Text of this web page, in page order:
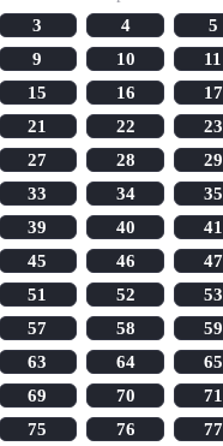
3 4 5
9 10 11
15 16 17
21 22 23
27 28 29
33 34 35
39 40 41
45 46 47
51 52 53
57 58 59
63 64 65
69 70 71
75 76 77